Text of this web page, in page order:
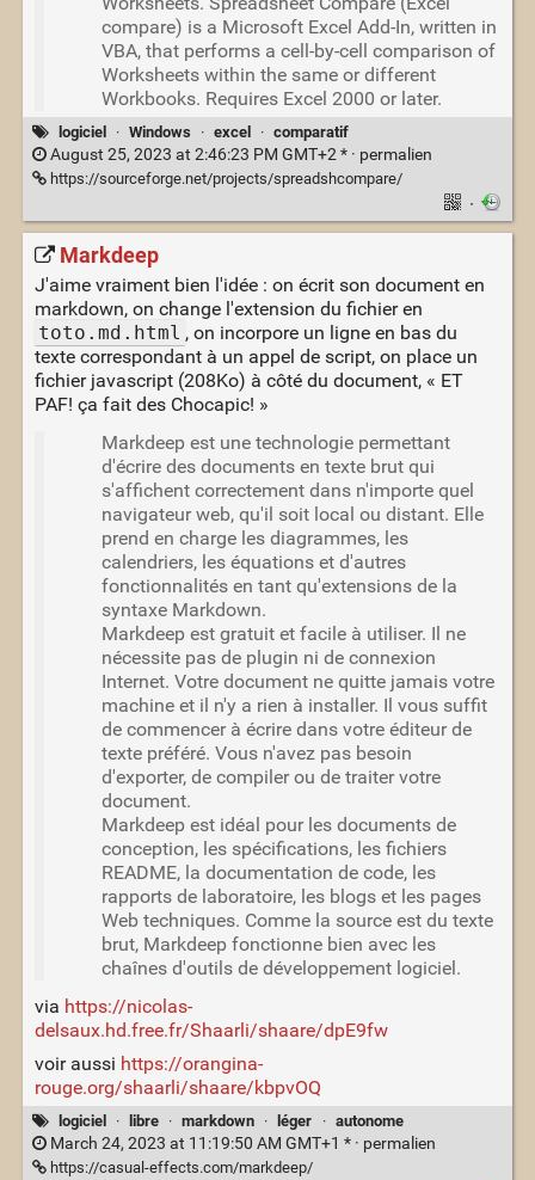
compare) is a Microsoft Excel Add-In, written in
VBA, that performs a cell-by-cell comparison of
Worksheets within the same or different
Workbooks. Requires Excel 2000 or later.
logiciel · Windows · excel · comparatif
August 25, 2023 at 2:46:23 PM GMT+2 * · permalien
https://sourceforge.net/projects/spreadshcompare/
·
Markdeep
J'aime vraiment bien l'idée : on écrit son document en
markdown, on change l'extension du fichier en
toto.md.html , on incorpore un ligne en bas du
texte correspondant à un appel de script, on place un
fichier javascript (208Ko) à côté du document, « ET
PAF! ça fait des Chocapic! »
Markdeep est une technologie permettant
d'écrire des documents en texte brut qui
s'affichent correctement dans n'importe quel
navigateur web, qu'il soit local ou distant. Elle
prend en charge les diagrammes, les
calendriers, les équations et d'autres
fonctionnalités en tant qu'extensions de la
syntaxe Markdown.
Markdeep est gratuit et facile à utiliser. Il ne
nécessite pas de plugin ni de connexion
Internet. Votre document ne quitte jamais votre
machine et il n'y a rien à installer. Il vous suffit
de commencer à écrire dans votre éditeur de
texte préféré. Vous n'avez pas besoin
d'exporter, de compiler ou de traiter votre
document.
Markdeep est idéal pour les documents de
conception, les spécifications, les fichiers
README, la documentation de code, les
rapports de laboratoire, les blogs et les pages
Web techniques. Comme la source est du texte
brut, Markdeep fonctionne bien avec les
chaînes d'outils de développement logiciel.
via https://nicolas-
delsaux.hd.free.fr/Shaarli/shaare/dpE9fw
voir aussi https://orangina-
rouge.org/shaarli/shaare/kbpvOQ
logiciel · libre · markdown · léger · autonome
March 24, 2023 at 11:19:50 AM GMT+1 * · permalien
https://casual-effects.com/markdeep/